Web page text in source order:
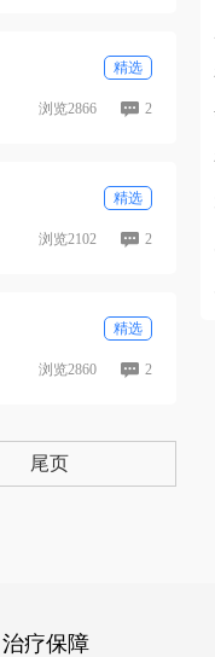
精选
浏览2866 2
精选
浏览2102 2
精选
浏览2860 2
尾页
治疗保障